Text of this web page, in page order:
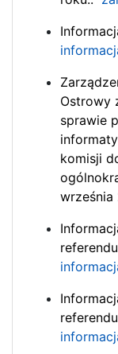
Ostrowy
sprawie
komisji
września